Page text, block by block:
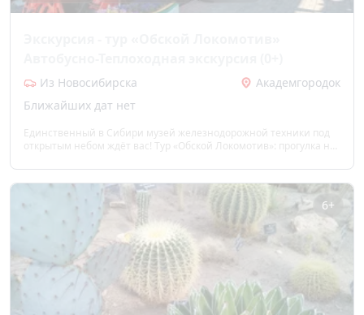
Из Новосибирска
Академгородок
Ближайших дат нет
Единственный в Сибири музей железнодорожной техники под
открытым небом ждёт вас! Тур «Обской Локомотив»: прогулка на
мышью, лисой и «Гусями», посещение уникальной экспозиции
поездов. Прикоснуться к истории, сделать яркие фото и открыть
Новосибирск с воды и суши.
6+